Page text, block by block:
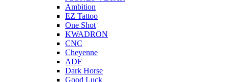
Ambition
EZ Tattoo
One Shot
KWADRON
CNC
Cheyenne
ADF
Dark Horse
Good Luck